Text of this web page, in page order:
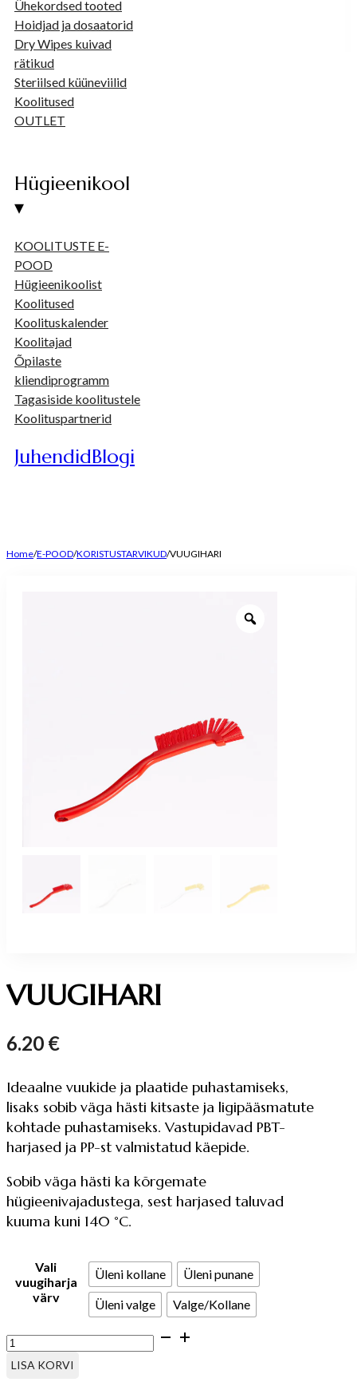
Ühekordsed tooted
Hoidjad ja dosaatorid
Dry Wipes kuivad
rätikud
Steriilsed küüneviilid
Koolitused
OUTLET
Hügieenikool
▾
KOOLITUSTE E-
POOD
Hügieenikoolist
Koolitused
Koolituskalender
Koolitajad
Õpilaste
kliendiprogramm
Tagasiside koolitustele
Koolituspartnerid
JuhendidBlogi
Home/E-POOD/KORISTUSTARVIKUD/VUUGIHARI
VUUGIHARI
6.20 €
Ideaalne vuukide ja plaatide puhastamiseks,
lisaks sobib väga hästi kitsaste ja ligipääsmatute
kohtade puhastamiseks. Vastupidavad PBT-
harjased ja PP-st valmistatud käepide.
Sobib väga hästi ka kõrgemate
hügieenivajadustega, sest harjased taluvad
kuuma kuni 140 °C.
Vali
vuugiharja
värv
Üleni kollane
Üleni punane
Üleni valge
Valge/Kollane
VUUGIHARI
kogus
LISA KORVI